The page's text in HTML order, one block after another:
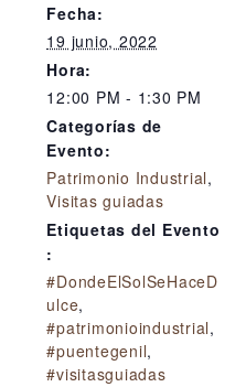
Fecha:
19 junio, 2022
Hora:
12:00 PM - 1:30 PM
Categorías de
Evento:
Patrimonio Industrial,
Visitas guiadas
Etiquetas del Evento
:
#DondeElSolSeHaceD
ulce,
#patrimonioindustrial,
#puentegenil,
#visitasguiadas